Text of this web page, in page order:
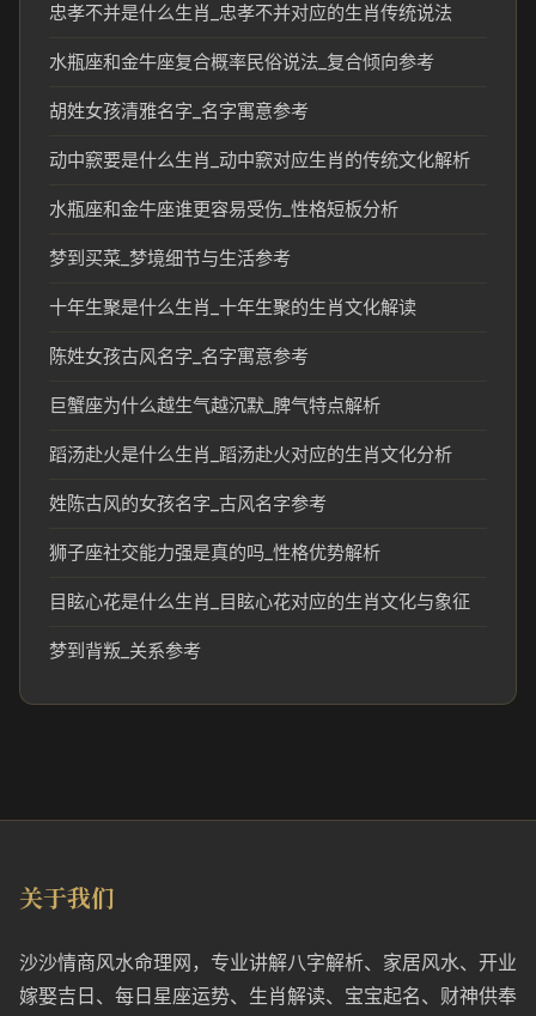
忠孝不并是什么生肖_忠孝不并对应的生肖传统说法
水瓶座和金牛座复合概率民俗说法_复合倾向参考
胡姓女孩清雅名字_名字寓意参考
动中窾要是什么生肖_动中窾对应生肖的传统文化解析
水瓶座和金牛座谁更容易受伤_性格短板分析
梦到买菜_梦境细节与生活参考
十年生聚是什么生肖_十年生聚的生肖文化解读
陈姓女孩古风名字_名字寓意参考
巨蟹座为什么越生气越沉默_脾气特点解析
蹈汤赴火是什么生肖_蹈汤赴火对应的生肖文化分析
姓陈古风的女孩名字_古风名字参考
狮子座社交能力强是真的吗_性格优势解析
目眩心花是什么生肖_目眩心花对应的生肖文化与象征
梦到背叛_关系参考
关于我们
沙沙情商风水命理网，专业讲解八字解析、家居风水、开业
嫁娶吉日、每日星座运势、生肖解读、宝宝起名、财神供奉